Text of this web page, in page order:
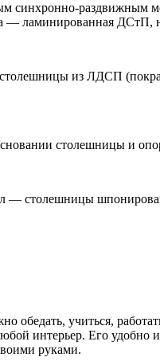
синхронно-
— ламинированная ДСтП,
из ЛДСП
столешницы и
— столешницы
учиться,
интерьер. Его удобно
руками.